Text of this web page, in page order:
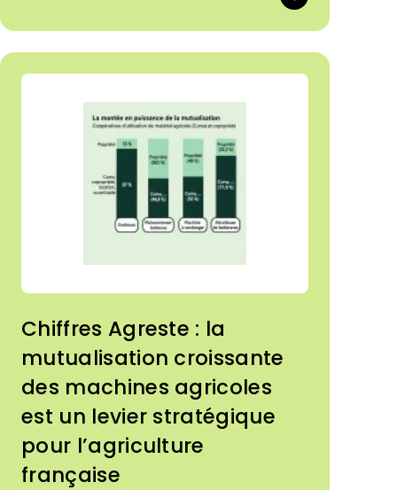
Chiffres Agreste : la
mutualisation croissante
des machines agricoles
est un levier stratégique
pour l’agriculture
française